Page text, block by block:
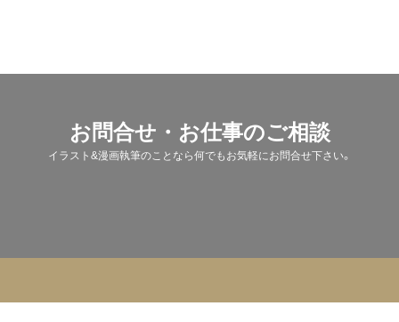
お問合せ・お仕事のご相談
イラスト&漫画執筆のことなら何でもお気軽にお問合せ下さい。